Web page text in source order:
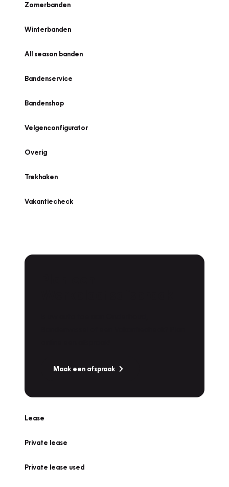
Zomerbanden
Winterbanden
All season banden
Bandenservice
Bandenshop
Velgenconfigurator
Overig
Trekhaken
Vakantiecheck
Maak een afspraak
Lease
Private lease
Private lease used